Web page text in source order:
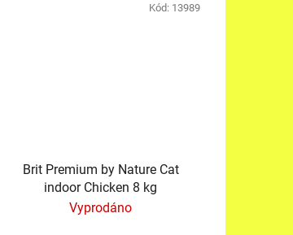
Brit Premium by Nature Cat
indoor Chicken 8 kg
Vyprodáno
Kód: 13989